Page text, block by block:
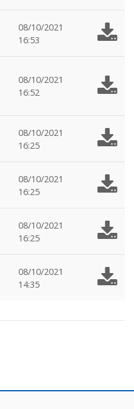
08/10/2021
16:53
08/10/2021
16:52
08/10/2021
16:25
08/10/2021
16:25
08/10/2021
16:25
08/10/2021
14:35